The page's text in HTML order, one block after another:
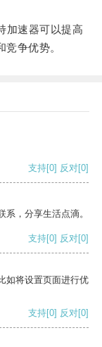
速器可以提高
争优势。
支持[0] 反对[0]
，分享生活点滴。
支持[0] 反对[0]
如将设置页面进行优
支持[0] 反对[0]